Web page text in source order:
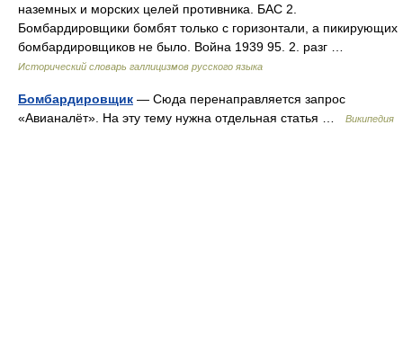
наземных и морских целей противника. БАС 2.
Бомбардировщики бомбят только с горизонтали, а пикирующих
бомбардировщиков не было. Война 1939 95. 2. разг …
Исторический словарь галлицизмов русского языка
Бомбардировщик — Сюда перенаправляется запрос
«Авианалёт». На эту тему нужна отдельная статья …
Википедия